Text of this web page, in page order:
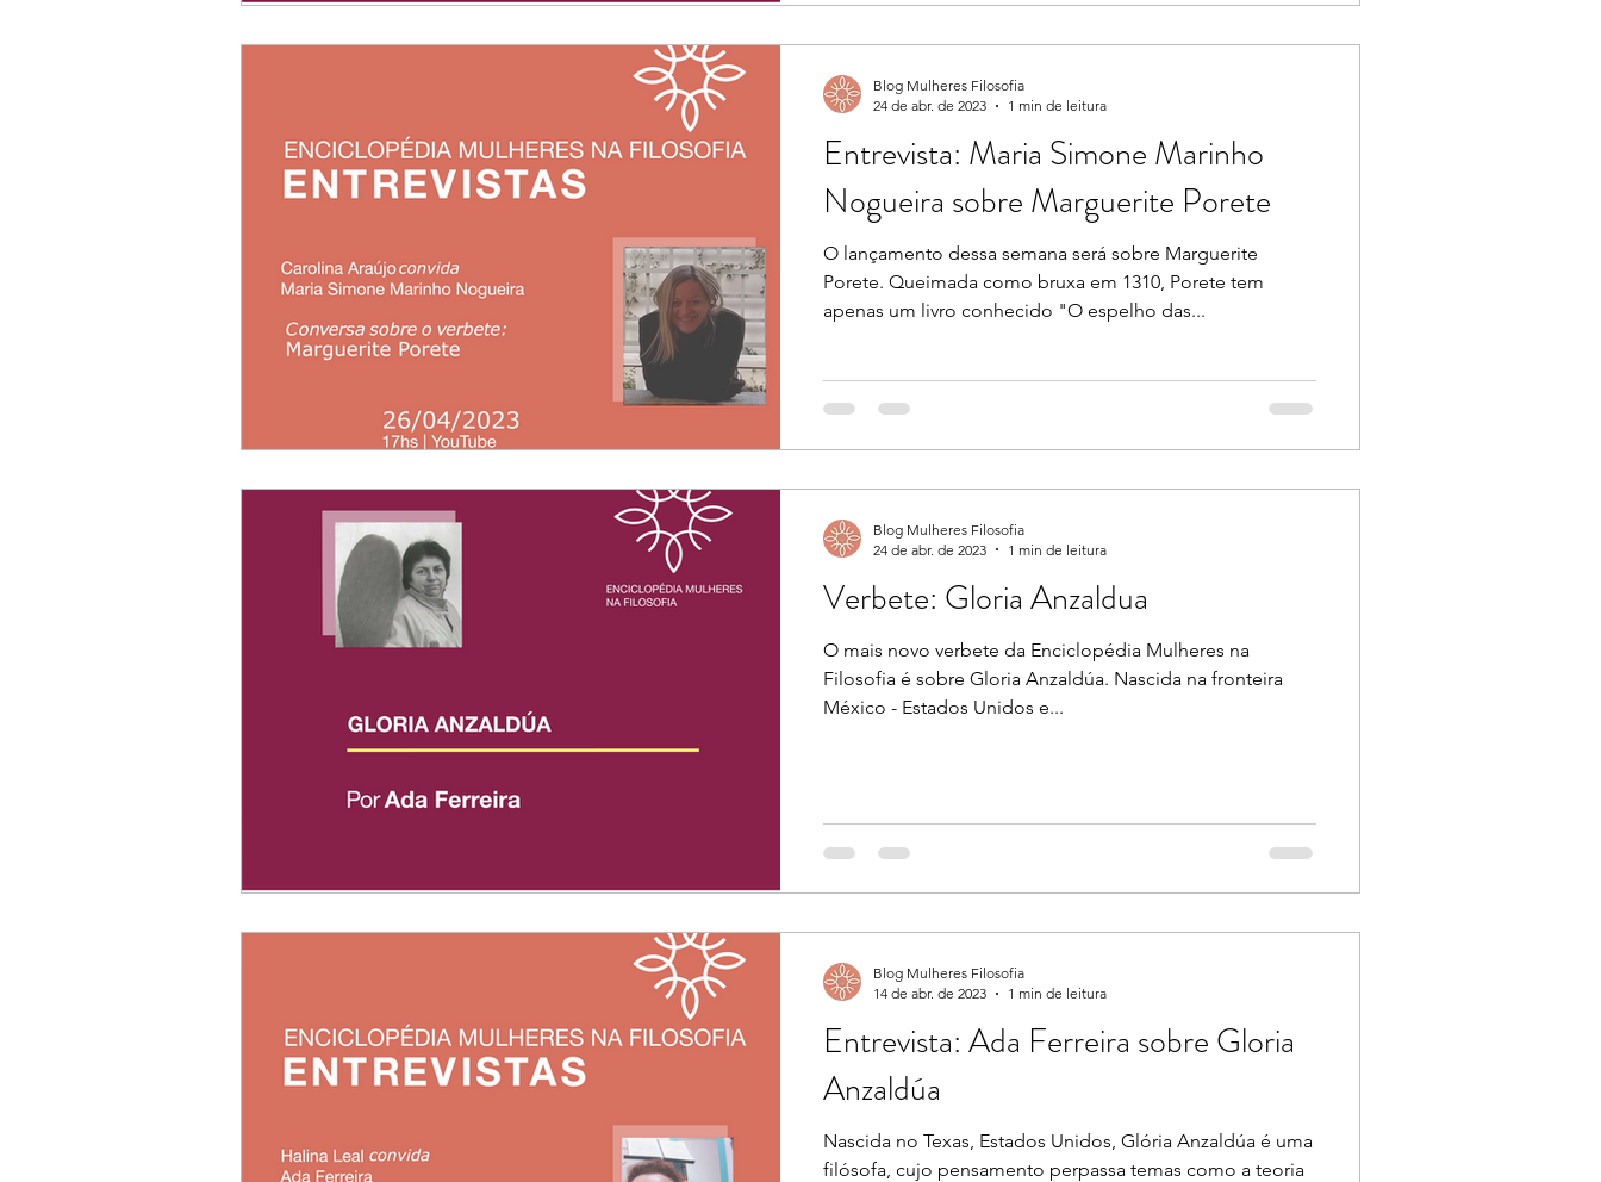
Entrevista: Maria Simone Marinho
Nogueira sobre Marguerite Porete
O lançamento dessa semana será sobre Marguerite
Porete. Queimada como bruxa em 1310, Porete tem
apenas um livro conhecido "O espelho das...
Blog Mulheres Filosofia
24 de abr. de 2023
1 min de leitura
Verbete: Gloria Anzaldua
O mais novo verbete da Enciclopédia Mulheres na
Filosofia é sobre Gloria Anzaldúa. Nascida na fronteira
México - Estados Unidos e...
Blog Mulheres Filosofia
24 de abr. de 2023
1 min de leitura
Entrevista: Ada Ferreira sobre Gloria
Anzaldúa
Nascida no Texas, Estados Unidos, Glória Anzaldúa é uma
filósofa, cujo pensamento perpassa temas como a teoria
Blog Mulheres Filosofia
14 de abr. de 2023
1 min de leitura